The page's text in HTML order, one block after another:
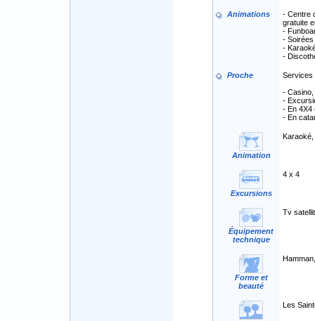
Animations
- Centre
gratuite
-
-
-
-
Proche
Services
-
-
- En 4X4
- En
Animation
Excursions
4 x 4
Équipement
technique
Tv
Forme et
beauté
Les